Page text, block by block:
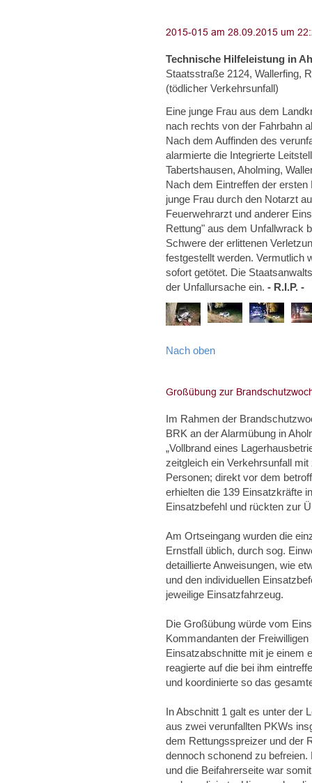
Technische Hilfeleistung in
Staatsstraße 2124, Wallerfing,
(tödlicher Verkehrsunfall)
Eine junge Frau aus dem
nach rechts von der Fahrbahn
Nach dem Auffinden des
alarmierte die Integrierte
Tabertshausen, Aholming,
Nach dem Eintreffen der
junge Frau durch den Notarzt
Feuerwehrarzt und anderer
Rettung" aus dem Unfallwrack
Schwere der erlittenen
festgestellt werden. Vermutlich
sofort getötet. Die
der Unfallursache ein. - R.I.P. -
Nach oben
Im Rahmen der
BRK an der Alarmübung in
„Vollbrand eines
zeitgleich ein Verkehrsunfall
Personen; direkt vor dem
erhielten die 139 Einsatzkräfte
Einsatzbefehl und rückten zur
Am Ortseingang wurden die
Ernstfall üblich, durch sog.
detaillierte Anweisungen, wie
und den individuellen
jeweilige Einsatzfahrzeug.
Die Großübung würde vom
Kommandanten der
Einsatzabschnitte mit je einem
reagierte auf die bei ihm
und koordinierte so das
In Abschnitt 1 galt es unter der
aus zwei verunfallten PKWs
dem Rettungsspreizer und der
dennoch schonend zu
und die Beifahrerseite war